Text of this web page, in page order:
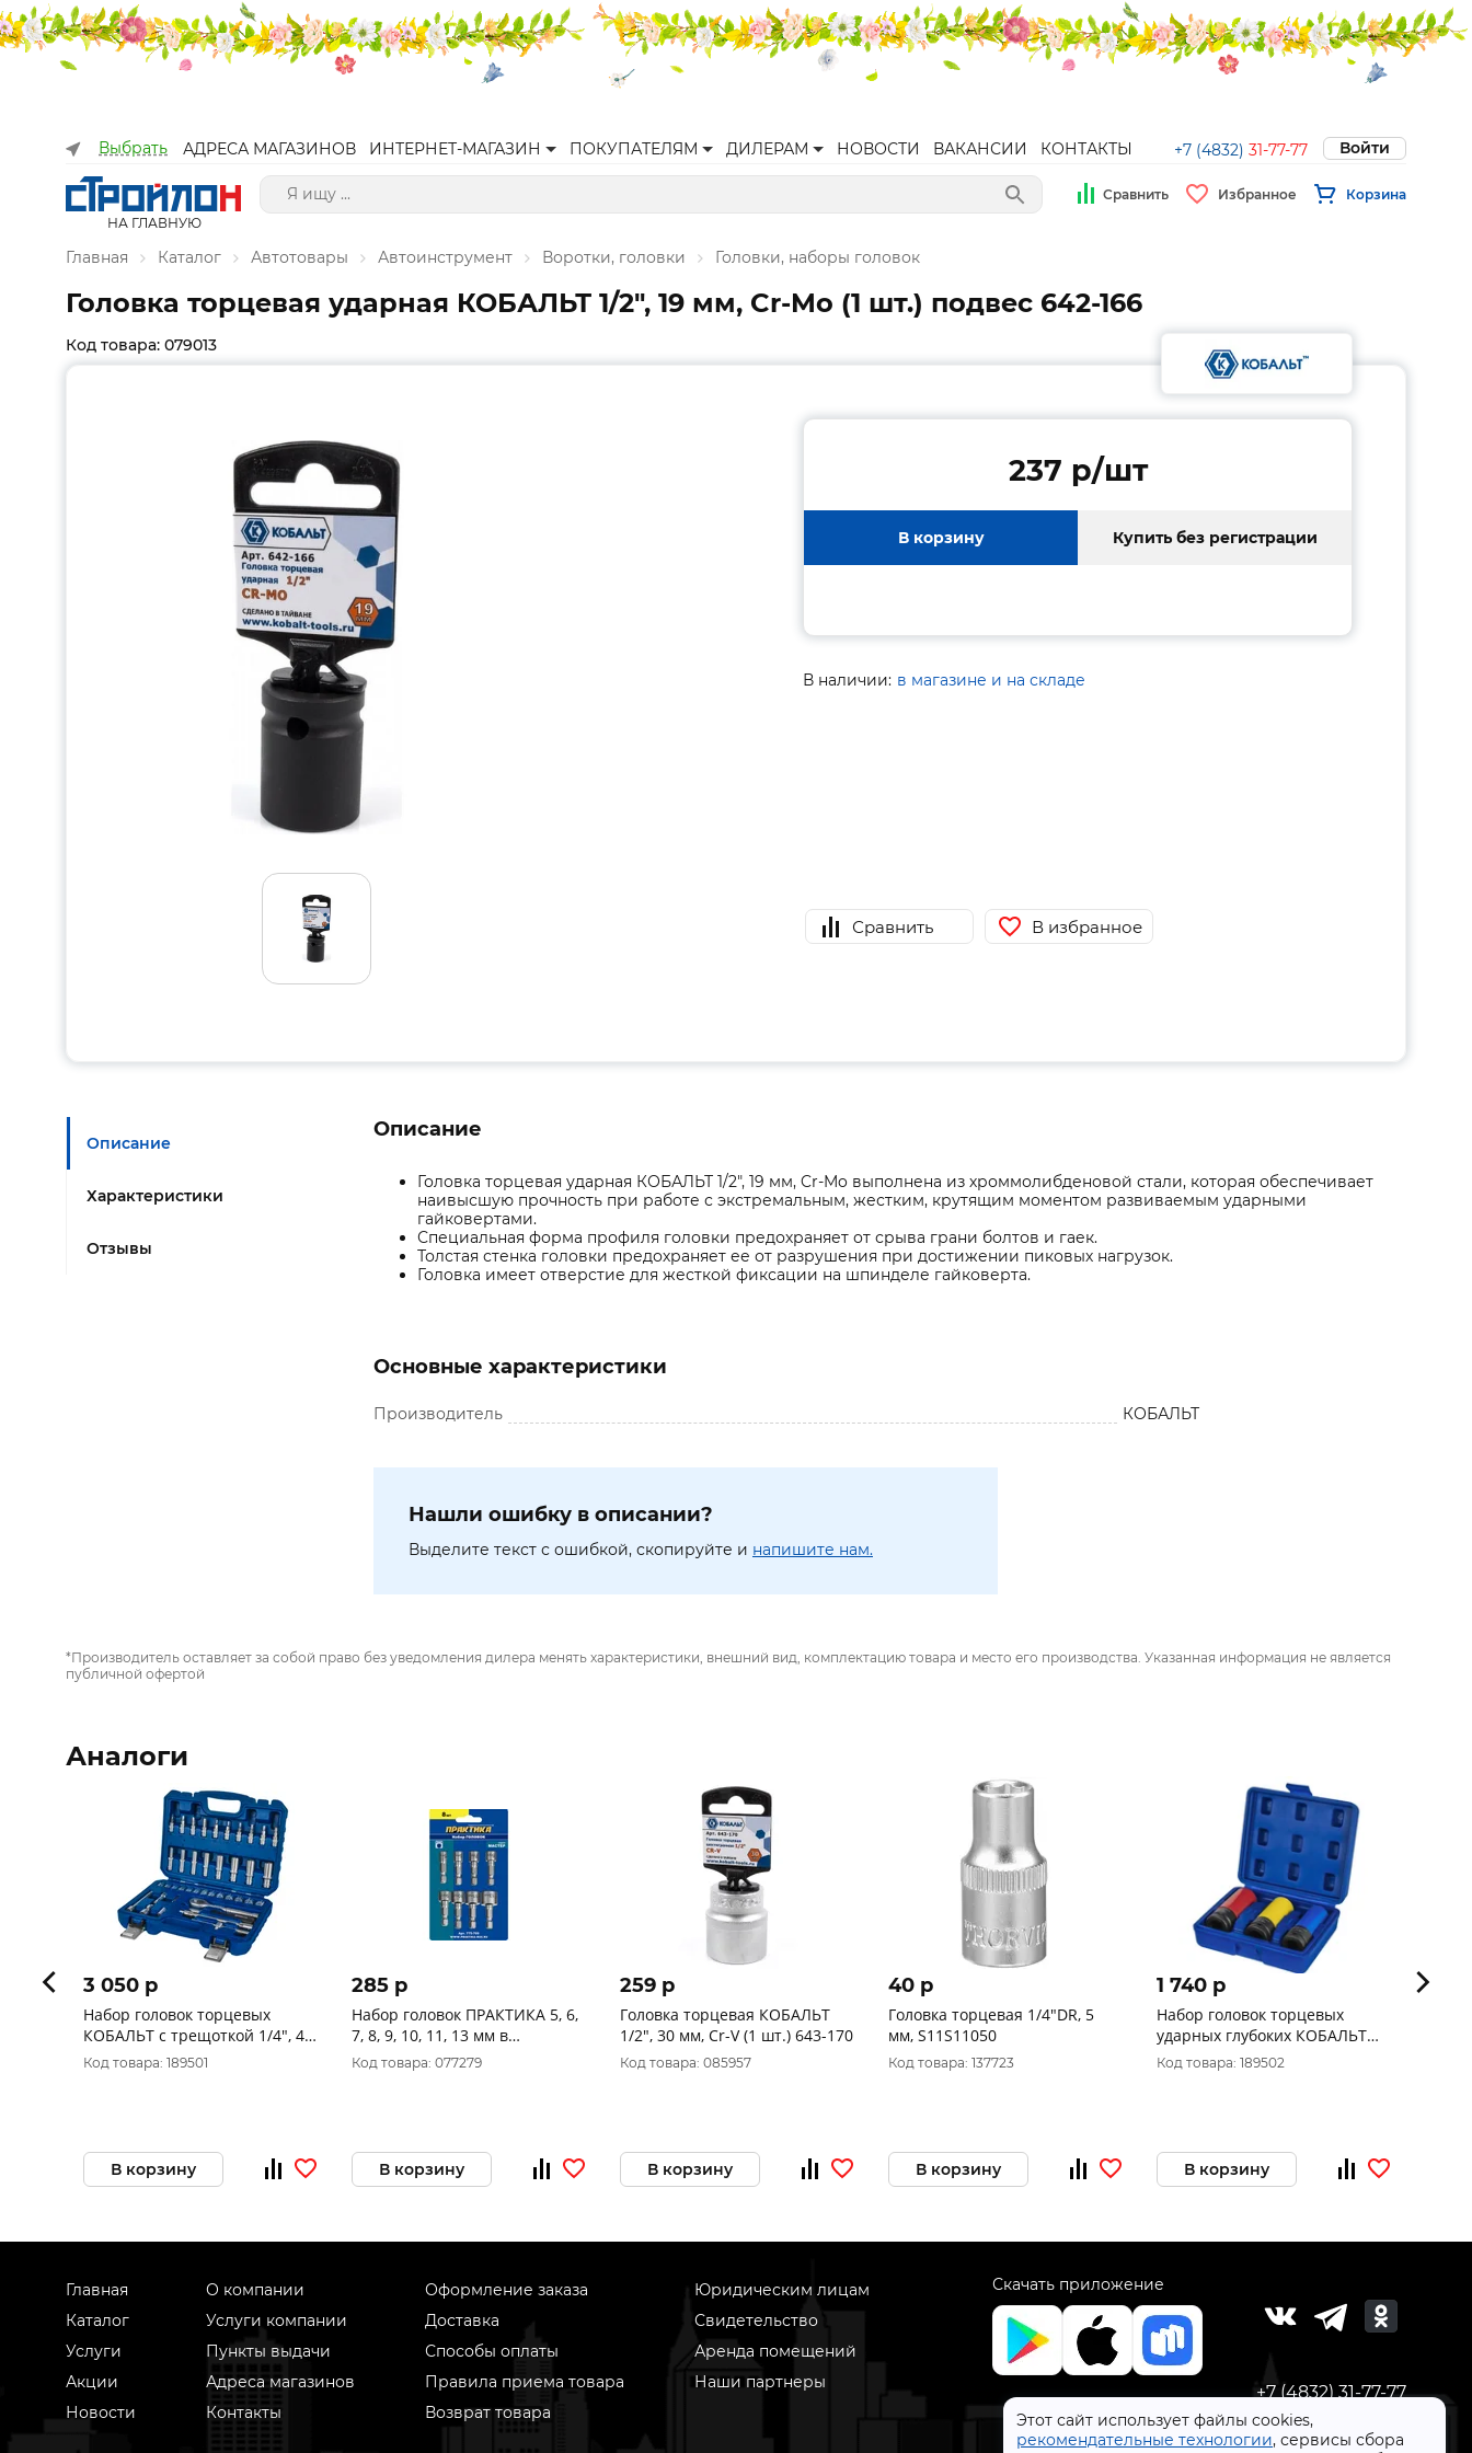
Выбрать АДРЕСА МАГАЗИНОВ ИНТЕРНЕТ-МАГАЗИН ПОКУПАТЕЛЯМ ДИЛЕРАМ НОВОСТИ ВАКАНСИИ КОНТАКТЫ +7 (4832) 31-77-77 Войти
НА ГЛАВНУЮ
Сравнить Избранное Корзина
Главная Каталог Автотовары Автоинструмент Воротки, головки Головки, наборы головок
Этот сайт использует файлы cookies,
рекомендательные технологии, сервисы сбора
Головка торцевая ударная КОБАЛЬТ 1/2", 19 мм, Cr-Mo (1 шт.) подвес 642-166
Код товара: 079013
237 p/шт
В корзину Купить без регистрации
В наличии: в магазине и на складе
Сравнить В избранное
Описание
Характеристики
Отзывы
Описание
Головка торцевая ударная КОБАЛЬТ 1/2", 19 мм, Cr-Mo выполнена из хроммолибденовой стали, которая обеспечивает
наивысшую прочность при работе с экстремальным, жестким, крутящим моментом развиваемым ударными
гайковертами.
Специальная форма профиля головки предохраняет от срыва грани болтов и гаек.
Толстая стенка головки предохраняет ее от разрушения при достижении пиковых нагрузок.
Головка имеет отверстие для жесткой фиксации на шпинделе гайковерта.
Основные характеристики
Производитель КОБАЛЬТ
Нашли ошибку в описании?
Выделите текст с ошибкой, скопируйте и напишите нам.
*Производитель оставляет за собой право без уведомления дилера менять характеристики, внешний вид, комплектацию товара и место его производства. Указанная информация не является
публичной офертой
Аналоги
3 050 p
Набор головок торцевых
КОБАЛЬТ с трещоткой 1/4", 40
ПРЕДМЕТОВ, CR-V, кейс (923-
965)
Код товара: 189501
В корзину
285 p
Набор головок ПРАКТИКА 5, 6,
7, 8, 9, 10, 11, 13 мм в
блистере, серия Мастер 775-
709
Код товара: 077279
В корзину
259 p
Головка торцевая КОБАЛЬТ
1/2", 30 мм, Cr-V (1 шт.) 643-170
Код товара: 085957
В корзину
40 p
Головка торцевая 1/4"DR, 5
мм, S11S11050
Код товара: 137723
В корзину
1 740 p
Набор головок торцевых
ударных глубоких КОБАЛЬТ
1/2": 17, 19, 21 мм, 923-972
Код товара: 189502
В корзину
160
Главная
Каталог
Услуги
Акции
Новости
О компании
Услуги компании
Пункты выдачи
Адреса магазинов
Контакты
Оформление заказа
Доставка
Способы оплаты
Правила приема товара
Возврат товара
Юридическим лицам
Свидетельство
Аренда помещений
Наши партнеры
Скачать приложение
+7 (4832) 31-77-77